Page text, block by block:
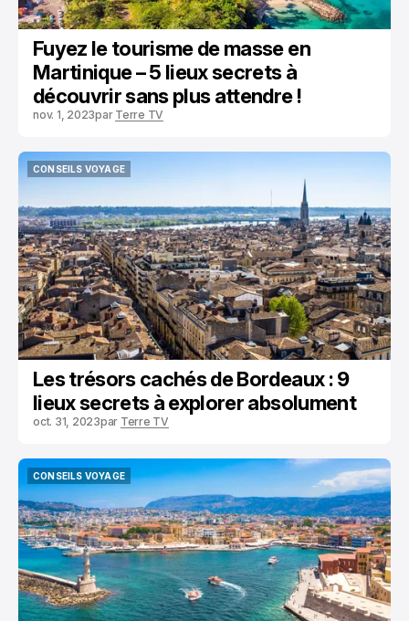
Fuyez le tourisme de masse en
Martinique – 5 lieux secrets à
découvrir sans plus attendre !
nov. 1, 2023par Terre TV
CONSEILS VOYAGE
Les trésors cachés de Bordeaux : 9
lieux secrets à explorer absolument
oct. 31, 2023par Terre TV
CONSEILS VOYAGE
CONSEILS VOYAGE